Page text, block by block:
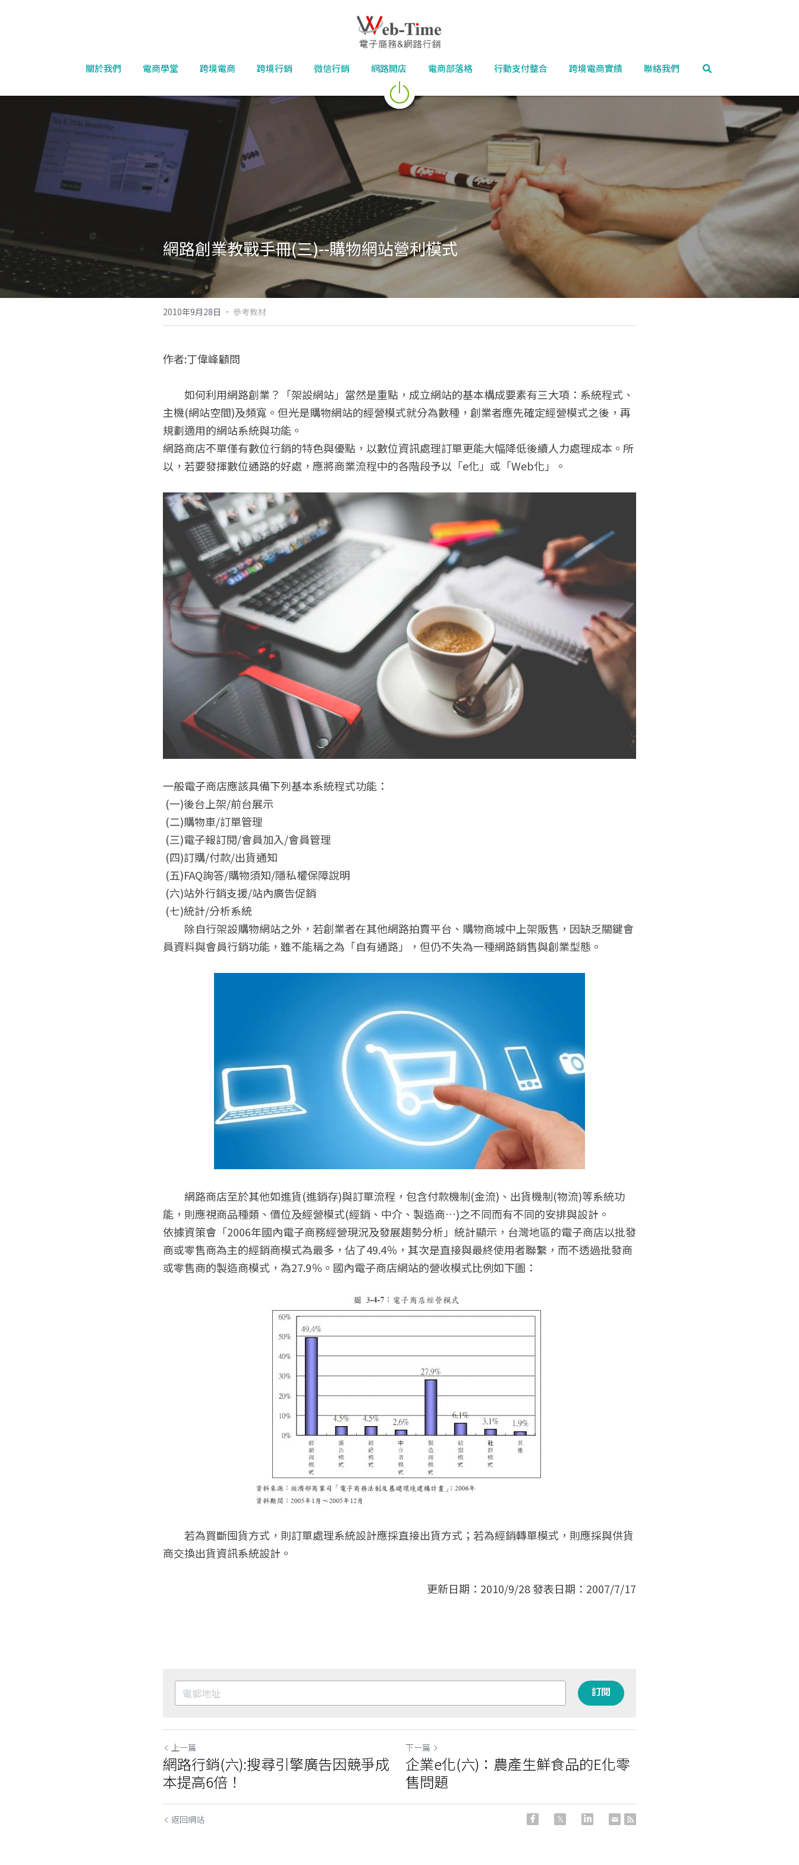
關於我們 電商學堂 跨境電商 跨境行銷 微信行銷 網路開店 電商部落格 行動支付整合 跨境電商實績 聯絡我們
網路創業教戰手冊(三)--購物網站營利模式
2010年9月28日 · 參考教材
作者:丁偉峰顧問
如何利用網路創業？「架設網站」當然是重點，成立網站的基本構成要素有三大項：系統程式、
主機(網站空間)及頻寬。但光是購物網站的經營模式就分為數種，創業者應先確定經營模式之後，再
規劃適用的網站系統與功能。
網路商店不單僅有數位行銷的特色與優點，以數位資訊處理訂單更能大幅降低後續人力處理成本。所
以，若要發揮數位通路的好處，應將商業流程中的各階段予以「e化」或「Web化」。
一般電子商店應該具備下列基本系統程式功能：
(一)後台上架/前台展示
(二)購物車/訂單管理
(三)電子報訂閱/會員加入/會員管理
(四)訂購/付款/出貨通知
(五)FAQ詢答/購物須知/隱私權保障說明
(六)站外行銷支援/站內廣告促銷
(七)統計/分析系統
除自行架設購物網站之外，若創業者在其他網路拍賣平台、購物商城中上架販售，因缺乏關鍵會
員資料與會員行銷功能，雖不能稱之為「自有通路」，但仍不失為一種網路銷售與創業型態。
網路商店至於其他如進貨(進銷存)與訂單流程，包含付款機制(金流)、出貨機制(物流)等系統功
能，則應視商品種類、價位及經營模式(經銷、中介、製造商…)之不同而有不同的安排與設計。
依據資策會「2006年國內電子商務經營現況及發展趨勢分析」統計顯示，台灣地區的電子商店以批發
商或零售商為主的經銷商模式為最多，佔了49.4％，其次是直接與最終使用者聯繫，而不透過批發商
或零售商的製造商模式，為27.9％。國內電子商店網站的營收模式比例如下圖：
若為買斷囤貨方式，則訂單處理系統設計應採直接出貨方式；若為經銷轉單模式，則應採與供貨
商交換出貨資訊系統設計。
更新日期：2010/9/28 發表日期：2007/7/17
訂閱
上一篇
網路行銷(六):搜尋引擎廣告因競爭成
本提高6倍！
下一篇
企業e化(六)：農產生鮮食品的E化零
售問題
返回網站